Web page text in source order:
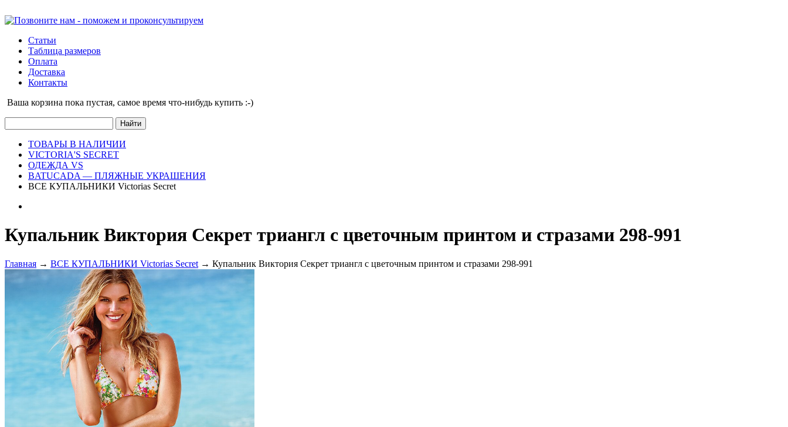
Статьи
Таблица размеров
Оплата
Доставка
Контакты
Ваша корзина пока пустая, cамое время что-нибудь купить :-)
ТОВАРЫ В НАЛИЧИИ
VICTORIA'S SECRET
ОДЕЖДА VS
BATUCADA — ПЛЯЖНЫЕ УКРАШЕНИЯ
ВСЕ КУПАЛЬНИКИ Victorias Secret
Купальник Виктория Секрет триангл с цветочным принтом и стразами 298-991
Главная → ВСЕ КУПАЛЬНИКИ Victorias Secret → Купальник Виктория Секрет триангл с цветочным принтом и стразами 298-991